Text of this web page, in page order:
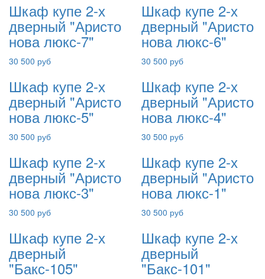
Шкаф купе 2-х
дверный "Аристо
нова люкс-7"
30 500 руб
Шкаф купе 2-х
дверный "Аристо
нова люкс-6"
30 500 руб
Шкаф купе 2-х
дверный "Аристо
нова люкс-5"
30 500 руб
Шкаф купе 2-х
дверный "Аристо
нова люкс-4"
30 500 руб
Шкаф купе 2-х
дверный "Аристо
нова люкс-3"
30 500 руб
Шкаф купе 2-х
дверный "Аристо
нова люкс-1"
30 500 руб
Шкаф купе 2-х
дверный
"Бакс-105"
Шкаф купе 2-х
дверный
"Бакс-101"